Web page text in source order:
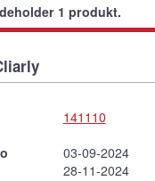
1 produkt.
141110
03-09-2024
28-11-2024